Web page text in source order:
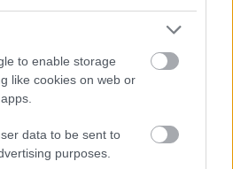
to enable storage
like cookies on web or
data to be sent to
purposes.